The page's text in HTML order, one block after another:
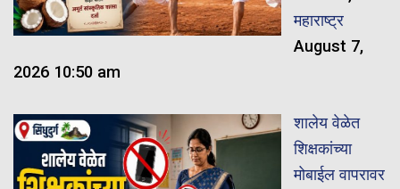
महाराष्ट्र
August 7,
2026 10:50 am
शालेय वेळेत
शिक्षकांच्या
मोबाईल वापरावर